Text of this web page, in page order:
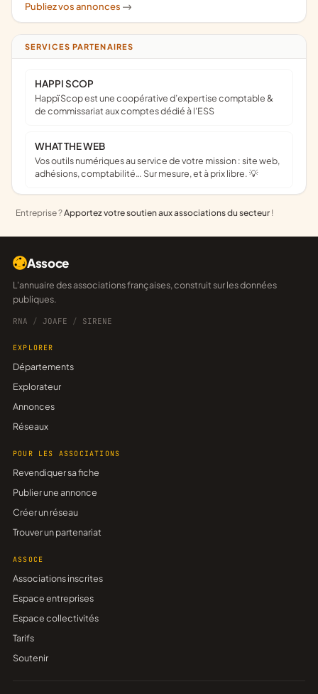
Publiez vos annonces ->
SERVICES PARTENAIRES
HAPPI SCOP
Happï Scop est une coopérative d’expertise comptable &
de commissariat aux comptes dédié à l'ESS
WHAT THE WEB
Vos outils numériques au service de votre mission : site web,
adhésions, comptabilité… Sur mesure, et à prix libre. 💡
Entreprise ?Apportez votre soutien aux associations du secteur !
Assoce
L'annuaire des associations françaises, construit sur les données
publiques.
RNA / JOAFE / SIRENE
EXPLORER
Départements
Explorateur
Annonces
Réseaux
POUR LES ASSOCIATIONS
Revendiquer sa fiche
Publier une annonce
Créer un réseau
Trouver un partenariat
ASSOCE
Associations inscrites
Espace entreprises
Espace collectivités
Tarifs
Soutenir